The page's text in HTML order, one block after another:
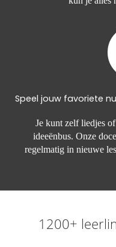
Speel jouw favoriete
Je kunt zelf liedjes
ideeënbus. Onze
regelmatig in nieuwe
1200+